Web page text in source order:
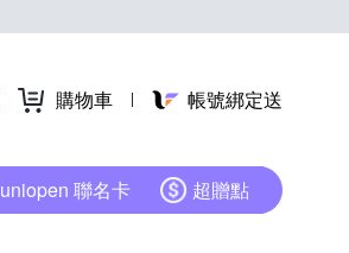
購物車 帳號綁定送
uniopen 聯名卡 超贈點